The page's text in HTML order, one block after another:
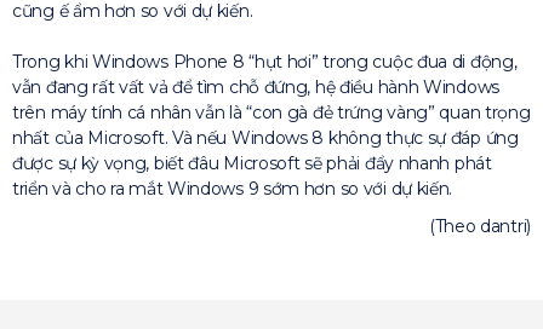
cũng ế ẩm hơn so với dự kiến.
Trong khi Windows Phone 8 “hụt hơi” trong cuộc đua di động,
vẫn đang rất vất vả để tìm chỗ đứng, hệ điều hành Windows
trên máy tính cá nhân vẫn là “con gà đẻ trứng vàng” quan trọng
nhất của Microsoft. Và nếu Windows 8 không thực sự đáp ứng
được sự kỳ vọng, biết đâu Microsoft sẽ phải đẩy nhanh phát
triển và cho ra mắt Windows 9 sớm hơn so với dự kiến.
(Theo dantri)